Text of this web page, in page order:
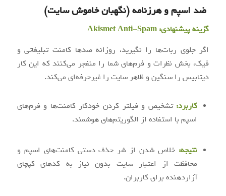
ضد اسپم و هرزنامه (نگهبان خاموش سایت)
گزینه پیشنهادی: Akismet Anti-Spam
اگر جلوی ربات‌ها را نگیرید، روزانه صدها کامنت تبلیغاتی و
فیک، بخش نظرات و فرم‌های شما را منفجر می‌کنند که این کار
دیتابیس را سنگین و ظاهر سایت را غیرحرفه‌ای می‌کند.
کاربرد: تشخیص و فیلتر کردن خودکار کامنت‌ها و فرم‌های
اسپم با استفاده از الگوریتم‌های هوشمند.
نتیجه: خلاص شدن از شر حذف دستی کامنت‌های اسپم و
محافظت از اعتبار سایت بدون نیاز به کدهای کپچای
آزاردهنده برای کاربران.